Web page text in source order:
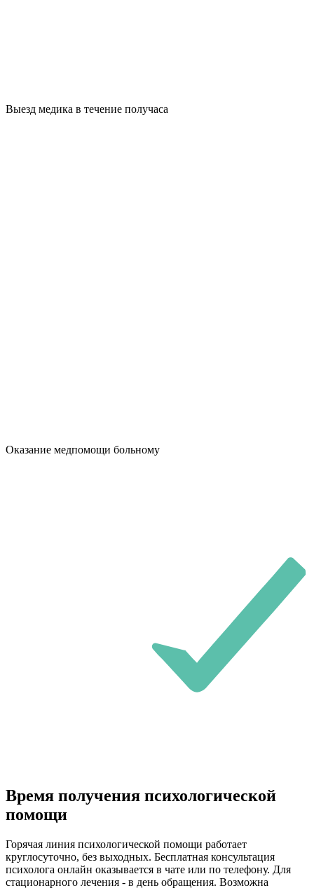
Выезд медика в течение получаса
Оказание медпомощи больному
Время получения психологической
помощи
Горячая линия психологической помощи работает
круглосуточно, без выходных. Бесплатная консультация
психолога онлайн оказывается в чате или по телефону. Для
стационарного лечения - в день обращения. Возможна